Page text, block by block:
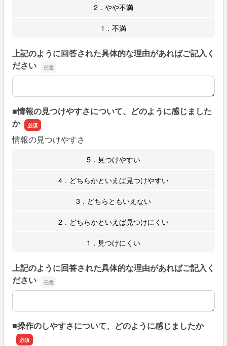
2．やや不満
1．不満
上記のように回答された具体的な理由があればご記入く
ださい
上記のように回答された具体的な理由があればご記入くだ
■情報の見つけやすさについて、どのように感じました
か
情報の見つけやすさ
5．見つけやすい
4．どちらかといえば見つけやすい
3．どちらともいえない
2．どちらかといえば見つけにくい
1．見つけにくい
上記のように回答された具体的な理由があればご記入く
ださい
上記のように回答された具体的な理由があればご記入くだ
■操作のしやすさについて、どのように感じましたか